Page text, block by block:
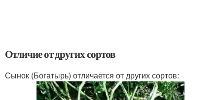
Отличие от других сортов
Сынок (Богатырь) отличается от других сортов: